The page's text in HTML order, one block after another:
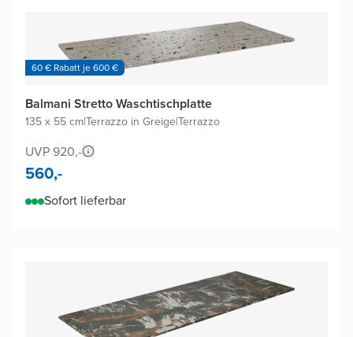
60 € Rabatt je 600 €
Balmani Stretto Waschtischplatte
135 x 55 cm|Terrazzo in Greige|Terrazzo
UVP 920,-
560,-
Sofort lieferbar